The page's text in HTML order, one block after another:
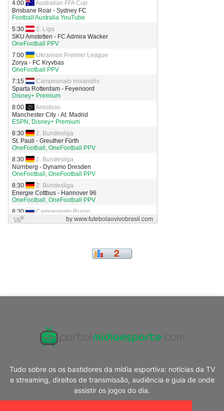
Tudo sobre os os bastidores da mídia esportiva: notícias da TV
e streaming, direitos de transmissão, audiência e guia de onde
assistir os jogos do dia.